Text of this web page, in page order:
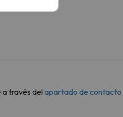
a través del apartado de contacto